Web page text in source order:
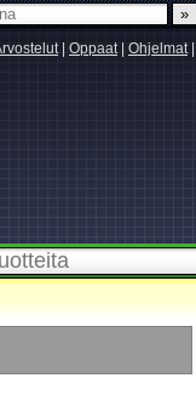
| Oppaat| Ohjelmat|